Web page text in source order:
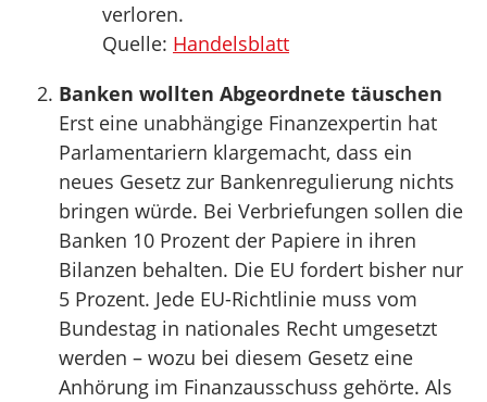
verloren.
Quelle: Handelsblatt
Banken wollten Abgeordnete täuschen
Erst eine unabhängige Finanzexpertin hat
Parlamentariern klargemacht, dass ein
neues Gesetz zur Bankenregulierung nichts
bringen würde. Bei Verbriefungen sollen die
Banken 10 Prozent der Papiere in ihren
Bilanzen behalten. Die EU fordert bisher nur
5 Prozent. Jede EU-Richtlinie muss vom
Bundestag in nationales Recht umgesetzt
werden – wozu bei diesem Gesetz eine
Anhörung im Finanzausschuss gehörte. Als